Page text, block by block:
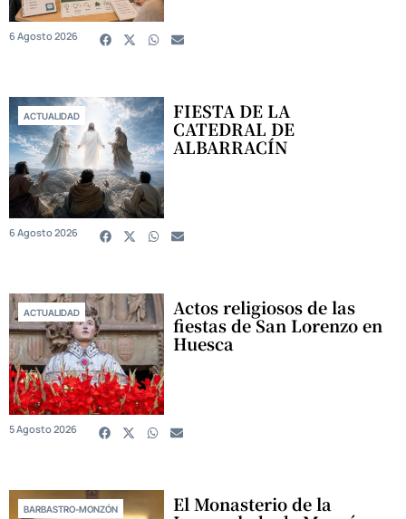
6 Agosto 2026
ACTUALIDAD FIESTA DE LA
CATEDRAL DE
ALBARRACÍN
6 Agosto 2026
ACTUALIDAD Actos religiosos de las
fiestas de San Lorenzo en
Huesca
5 Agosto 2026
BARBASTRO-MONZÓN El Monasterio de la